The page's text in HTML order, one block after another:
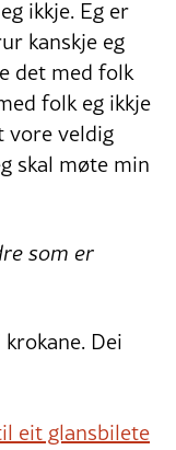
ikkje. Eg er
kanskje eg
det med folk
folk eg ikkje
vore veldig
skal møte min
som er
Dei
eit glansbilete